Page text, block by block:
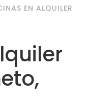
EN ALQUILER